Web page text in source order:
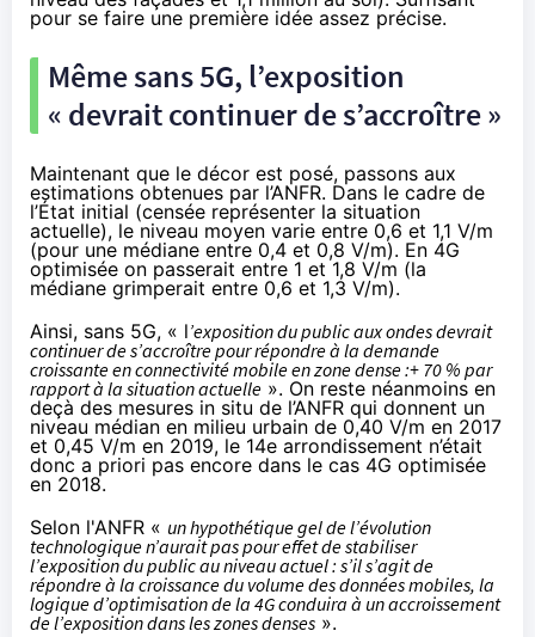
pour se faire une première idée assez précise.
Même sans 5G, l’exposition
« devrait continuer de s’accroître »
Maintenant que le décor est posé, passons aux
estimations obtenues par l’ANFR. Dans le cadre de
l’État initial (censée représenter la situation
actuelle), le niveau moyen varie entre 0,6 et 1,1 V/m
(pour une médiane entre 0,4 et 0,8 V/m). En 4G
optimisée on passerait entre 1 et 1,8 V/m (la
médiane grimperait entre 0,6 et 1,3 V/m).
Ainsi, sans 5G, « l’exposition du public aux ondes devrait
continuer de s’accroître pour répondre à la demande
croissante en connectivité mobile en zone dense :+ 70 % par
rapport à la situation actuelle ». On reste néanmoins en
deçà des mesures in situ de l’ANFR qui donnent un
niveau médian en milieu urbain de 0,40 V/m en 2017
et 0,45 V/m en 2019, le 14e arrondissement n’était
donc a priori pas encore dans le cas 4G optimisée
en 2018.
Selon l'ANFR « un hypothétique gel de l’évolution
technologique n’aurait pas pour effet de stabiliser
l’exposition du public au niveau actuel : s’il s’agit de
répondre à la croissance du volume des données mobiles, la
logique d’optimisation de la 4G conduira à un accroissement
de l’exposition dans les zones denses ».